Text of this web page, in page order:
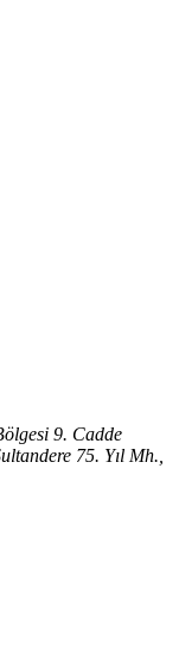
9. Cadde
75. Yıl Mh.,